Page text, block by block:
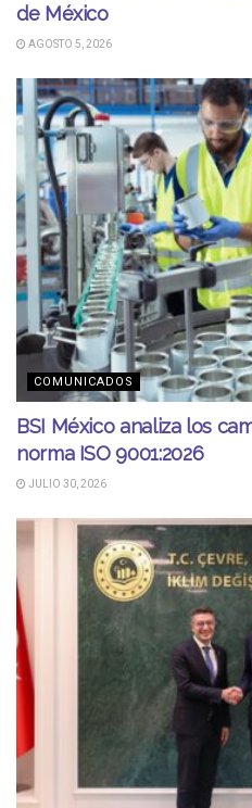
de México
AGOSTO 5, 2026
COMUNICADOS
BSI México analiza los
norma ISO 9001:2026
JULIO 30, 2026